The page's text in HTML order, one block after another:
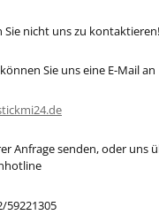
Sie nicht uns zu kontaktieren!
Sie uns eine E-Mail an
Anfrage senden, oder uns
59221305